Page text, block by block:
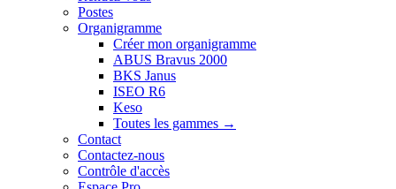
Postes
Organigramme
Créer mon organigramme
ABUS Bravus 2000
BKS Janus
ISEO R6
Keso
Toutes les gammes →
Contact
Contactez-nous
Contrôle d'accès